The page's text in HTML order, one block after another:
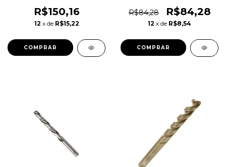
R$150,16
12 x de R$15,22
R$84,28 R$84,28
12 x de R$8,54